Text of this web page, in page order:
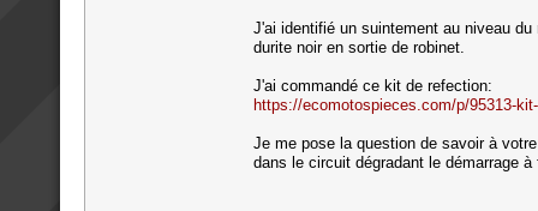
J'ai identifié un suintement au niveau
durite noir en sortie de robinet.
J'ai commandé ce kit de refection:
https://ecomotospieces.com/p/95313-
Je me pose la question de savoir à
dans le circuit dégradant le démarrage à